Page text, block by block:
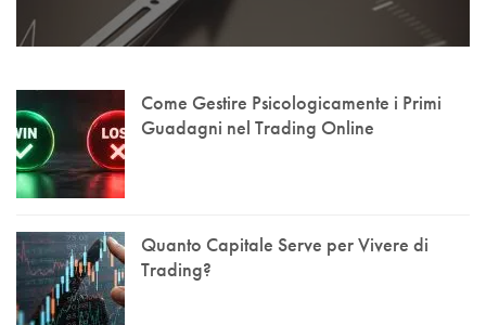
Come Gestire Psicologicamente i Primi
Guadagni nel Trading Online
Quanto Capitale Serve per Vivere di
Trading?